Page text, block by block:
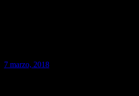
7 marzo, 2018